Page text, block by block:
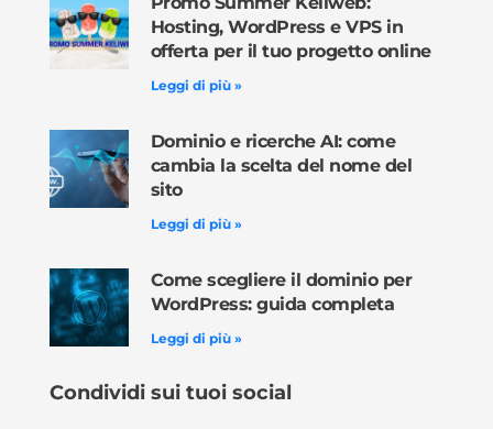
Hosting, WordPress e VPS in
offerta per il tuo progetto online
Leggi di più »
Dominio e ricerche AI: come
cambia la scelta del nome del
sito
Leggi di più »
Come scegliere il dominio per
WordPress: guida completa
Leggi di più »
Condividi sui tuoi social